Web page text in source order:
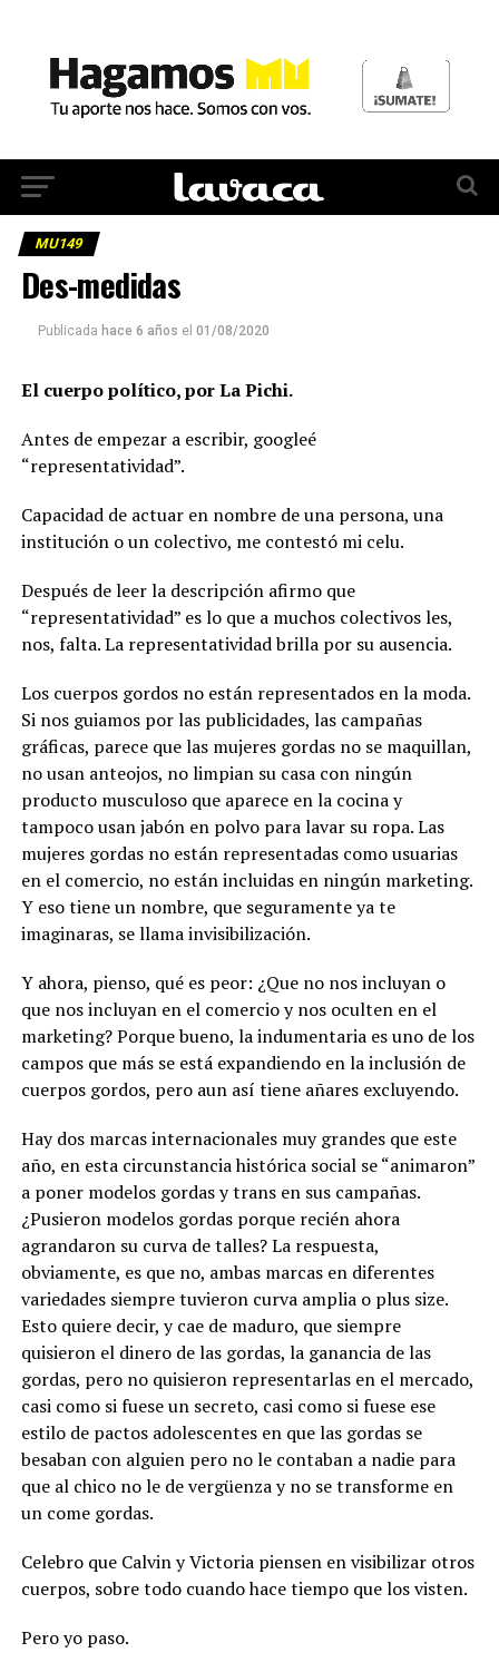
MU149
Des-medidas
Publicada hace 6 años el 01/08/2020
El cuerpo político, por La Pichi.
Antes de empezar a escribir, googleé
“representatividad”.
Capacidad de actuar en nombre de una persona, una
institución o un colectivo, me contestó mi celu.
Después de leer la descripción afirmo que
“representatividad” es lo que a muchos colectivos les,
nos, falta. La representatividad brilla por su ausencia.
Los cuerpos gordos no están representados en la moda.
Si nos guiamos por las publicidades, las campañas
gráficas, parece que las mujeres gordas no se maquillan,
no usan anteojos, no limpian su casa con ningún
producto musculoso que aparece en la cocina y
tampoco usan jabón en polvo para lavar su ropa. Las
mujeres gordas no están representadas como usuarias
en el comercio, no están incluidas en ningún marketing.
Y eso tiene un nombre, que seguramente ya te
imaginaras, se llama invisibilización.
Y ahora, pienso, qué es peor: ¿Que no nos incluyan o
que nos incluyan en el comercio y nos oculten en el
marketing? Porque bueno, la indumentaria es uno de los
campos que más se está expandiendo en la inclusión de
cuerpos gordos, pero aun así tiene añares excluyendo.
Hay dos marcas internacionales muy grandes que este
año, en esta circunstancia histórica social se “animaron”
a poner modelos gordas y trans en sus campañas.
¿Pusieron modelos gordas porque recién ahora
agrandaron su curva de talles? La respuesta,
obviamente, es que no, ambas marcas en diferentes
variedades siempre tuvieron curva amplia o plus size.
Esto quiere decir, y cae de maduro, que siempre
quisieron el dinero de las gordas, la ganancia de las
gordas, pero no quisieron representarlas en el mercado,
casi como si fuese un secreto, casi como si fuese ese
estilo de pactos adolescentes en que las gordas se
besaban con alguien pero no le contaban a nadie para
que al chico no le de vergüenza y no se transforme en
un come gordas.
Celebro que Calvin y Victoria piensen en visibilizar otros
cuerpos, sobre todo cuando hace tiempo que los visten.
Pero yo paso.